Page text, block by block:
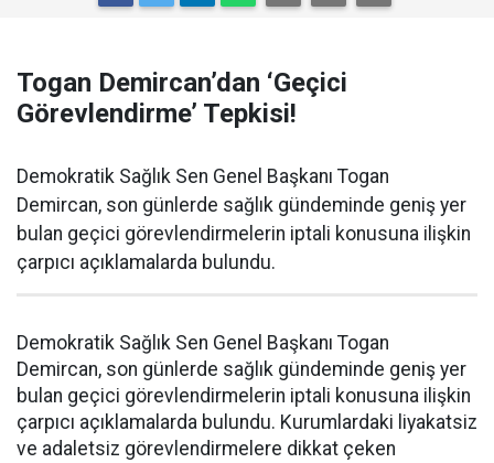
Togan Demircan’dan ‘Geçici
Görevlendirme’ Tepkisi!
Demokratik Sağlık Sen Genel Başkanı Togan
Demircan, son günlerde sağlık gündeminde geniş yer
bulan geçici görevlendirmelerin iptali konusuna ilişkin
çarpıcı açıklamalarda bulundu.
Demokratik Sağlık Sen Genel Başkanı Togan
Demircan, son günlerde sağlık gündeminde geniş yer
bulan geçici görevlendirmelerin iptali konusuna ilişkin
çarpıcı açıklamalarda bulundu. Kurumlardaki liyakatsiz
ve adaletsiz görevlendirmelere dikkat çeken